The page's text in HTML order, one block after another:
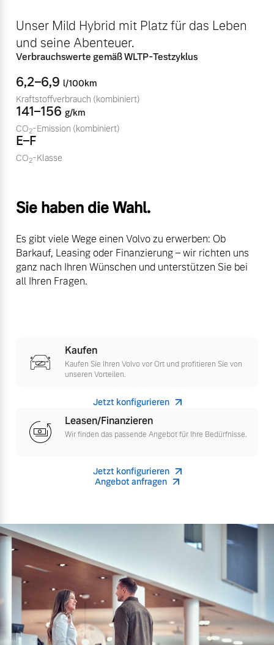
Fahrzeug konfigurieren
Sofort verfügbare Fahrzeuge
Volvo Selekt
Editionsmodelle
Jetzt kennenlernen
Sommer Kompletträder.
Bitte sprechen Sie uns
direkt an.
Finanzierung & Leasing
Versicherung
Unser Mild Hybrid mit Platz für das Leben
und seine Abenteuer.
Verbrauchswerte gemäß WLTP-Testzyklus
6,2–6,9 l/100km
Kraftstoffverbrauch (kombiniert)
141–156 g/km
CO2-Emission (kombiniert)
E–F
CO2-Klasse
Sie haben die Wahl.
Es gibt viele Wege einen Volvo zu erwerben: Ob
Barkauf, Leasing oder Finanzierung – wir richten uns
ganz nach Ihren Wünschen und unterstützen Sie bei
all Ihren Fragen.
Kaufen
Kaufen Sie Ihren Volvo vor Ort und profitieren Sie von
unseren Vorteilen.
Jetzt konfigurieren
Leasen/Finanzieren
Wir finden das passende Angebot für Ihre Bedürfnisse.
Jetzt konfigurieren
Angebot anfragen